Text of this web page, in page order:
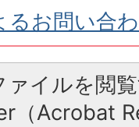
るお問い合
ァイルを閲
（Acrobat